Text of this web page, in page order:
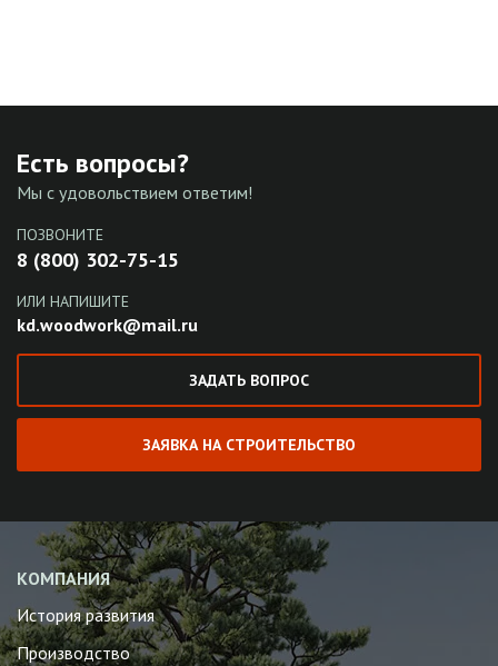
Есть вопросы?
Мы с удовольствием ответим!
ПОЗВОНИТЕ
8 (800) 302-75-15
ИЛИ НАПИШИТЕ
kd.woodwork@mail.ru
ЗАДАТЬ ВОПРОС
ЗАЯВКА НА СТРОИТЕЛЬСТВО
КОМПАНИЯ
История развития
Производство